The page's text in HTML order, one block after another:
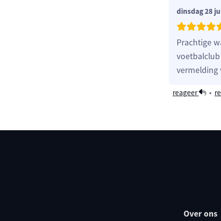
dinsdag 28
Prachtige
vermelding
reageer •
Over ons